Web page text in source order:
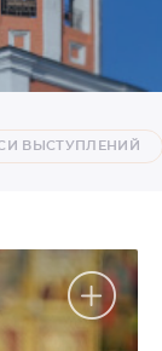
ВЫСТУПЛЕНИЙ